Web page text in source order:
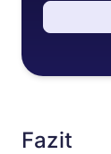
Fazit